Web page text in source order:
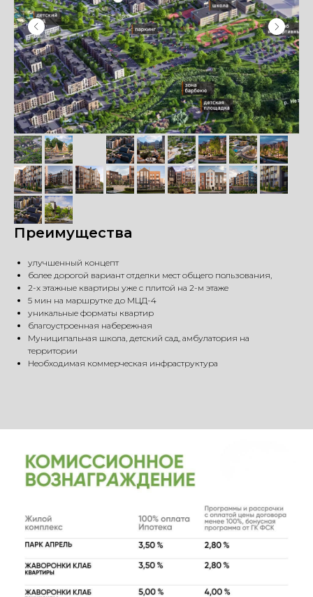
Преимущества
улучшенный концепт
более дорогой вариант отделки мест общего пользования,
2-х этажные квартиры уже с плитой на 2-м этаже
5 мин на маршрутке до МЦД-4
уникальные форматы квартир
благоустроенная набережная
Муниципальная школа, детский сад, амбулатория на
территории
Необходимая коммерческая инфраструктура